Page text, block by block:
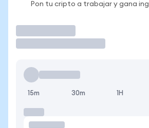
Pon tu cripto a trabajar y gana
15m 30m 1H